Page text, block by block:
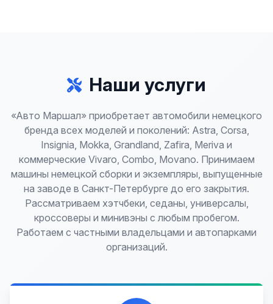
Наши услуги
«Авто Маршал» приобретает автомобили немецкого
бренда всех моделей и поколений: Astra, Corsa,
Insignia, Mokka, Grandland, Zafira, Meriva и
коммерческие Vivaro, Combo, Movano. Принимаем
машины немецкой сборки и экземпляры, выпущенные
на заводе в Санкт-Петербурге до его закрытия.
Рассматриваем хэтчбеки, седаны, универсалы,
кроссоверы и минивэны с любым пробегом.
Работаем с частными владельцами и автопарками
организаций.